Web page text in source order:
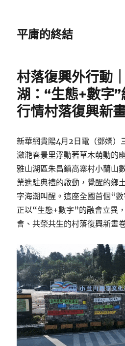
平庸的終結
村落復興外行動
湖：“生態+數字
行情村落復興新
新華網貴陽4月2日電（鄧嫻）
瀲滟春景里浮動著草木萌動的
雅山湖區朱昌鎮高寨村小蘭山
業進駐典禮的啟動，覺醒的鄉
字海潮叫醒。這座全國首個“
正以“生態+數字”的融會立異
會、共榮共生的村落復興新畫